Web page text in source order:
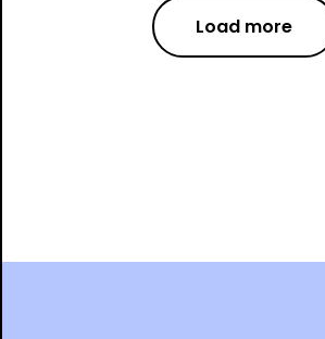
Load more